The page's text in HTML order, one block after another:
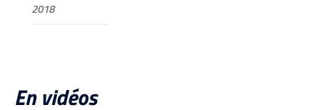
2018
En vidéos